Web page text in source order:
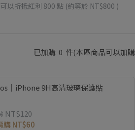
以折抵紅利 800 點 (約等於 NT$800 )
已加購 0 件(本區商品可以加購
｜iPhone 9H高清玻璃保護貼
NT$120
購 NT$60